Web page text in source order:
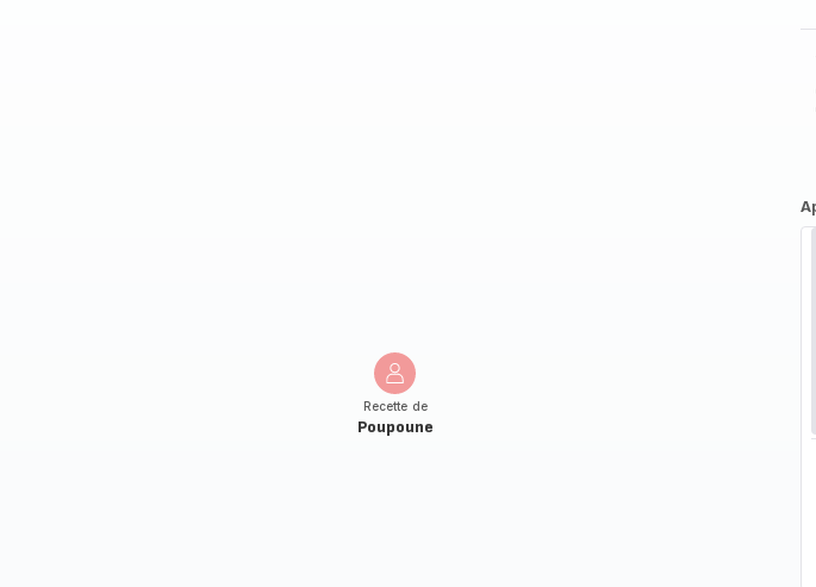
Recette de
Poupoune